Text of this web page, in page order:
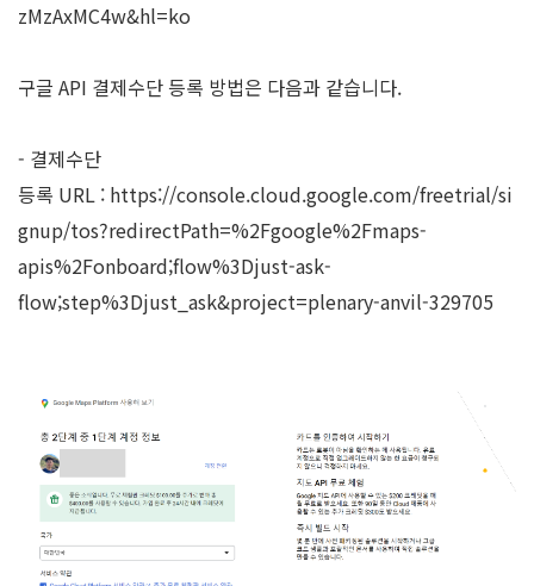
zMzAxMC4w&hl=ko
구글 API 결제수단 등록 방법은 다음과 같습니다.
- 결제수단
등록 URL : https://console.cloud.google.com/freetrial/si
gnup/tos?redirectPath=%2Fgoogle%2Fmaps-
apis%2Fonboard;flow%3Djust-ask-
flow;step%3Djust_ask&project=plenary-anvil-329705